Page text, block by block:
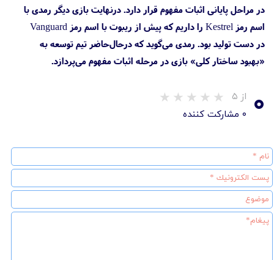
در مراحل پایانی اثبات مفهوم قرار دارد. درنهایت بازی دیگر رمدی با
اسم رمز Kestrel را داریم که پیش از ریبوت با اسم رمز Vanguard
در دست تولید بود. رمدی می‌گوید که درحال‌حاضر تیم توسعه به
«بهبود ساختار کلی» بازی در مرحله اثبات مفهوم می‌پردازد.
۰ از ۵
۰ مشارکت کننده